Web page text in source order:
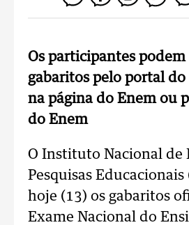
Os participantes podem
gabaritos pelo portal do
na página do Enem ou
do Enem
O Instituto Nacional de
Pesquisas
hoje (13) os gabaritos
Exame Nacional do